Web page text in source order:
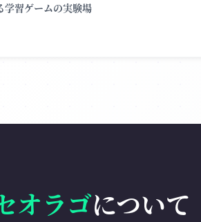
学習ゲームの実験場
オラゴについて